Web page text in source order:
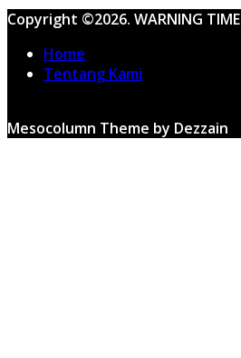
Copyright ©2026. WARNING TIME
Home
Tentang Kami
Mesocolumn Theme by Dezzain